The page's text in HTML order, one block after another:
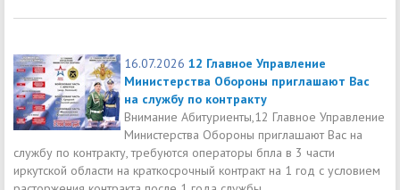
16.07.2026 12 Главное Управление
Министерства Обороны приглашают Вас
на службу по контракту
Внимание Абитуриенты,12 Главное Управление
Министерства Обороны приглашают Вас на
службу по контракту, требуются операторы бпла в 3 части
иркутской области на краткосрочный контракт на 1 год с условием